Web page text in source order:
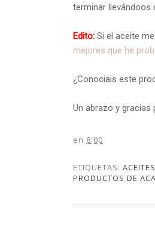
terminar llevándoos
Edito: Si el aceite
mejores que he
¿Conociais este
Un abrazo y gracias
en 8:00
ETIQUETAS:
PRODUCTOS DE